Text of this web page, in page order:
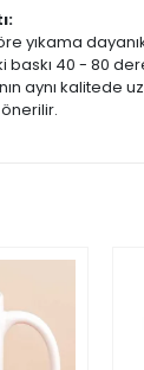
yıkama
baskı 40 - 80
aynı kalitede
önerilir.